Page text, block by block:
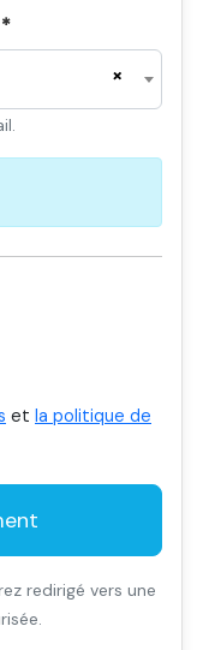
×
et la politique de
redirigé vers une